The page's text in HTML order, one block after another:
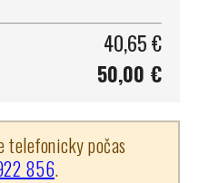
40,65 €
50,00 €
telefonicky počas
856.